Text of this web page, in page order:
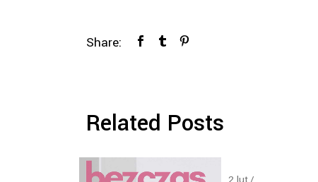
Share:
Related Posts